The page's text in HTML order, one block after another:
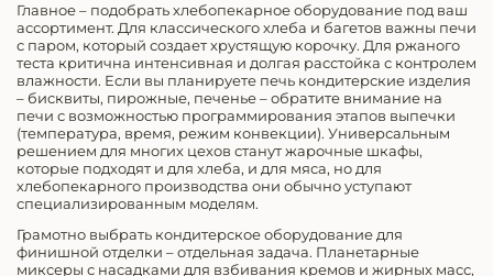
Главное – подобрать хлебопекарное оборудование под ваш
ассортимент. Для классического хлеба и багетов важны печи
с паром, который создает хрустящую корочку. Для ржаного
теста критична интенсивная и долгая расстойка с контролем
влажности. Если вы планируете печь кондитерские изделия
– бисквиты, пирожные, печенье – обратите внимание на
печи с возможностью программирования этапов выпечки
(температура, время, режим конвекции). Универсальным
решением для многих цехов станут жарочные шкафы,
которые подходят и для хлеба, и для мяса, но для
хлебопекарного производства они обычно уступают
специализированным моделям.
Грамотно выбрать кондитерское оборудование для
финишной отделки – отдельная задача. Планетарные
миксеры с насадками для взбивания кремов и жирных масс,